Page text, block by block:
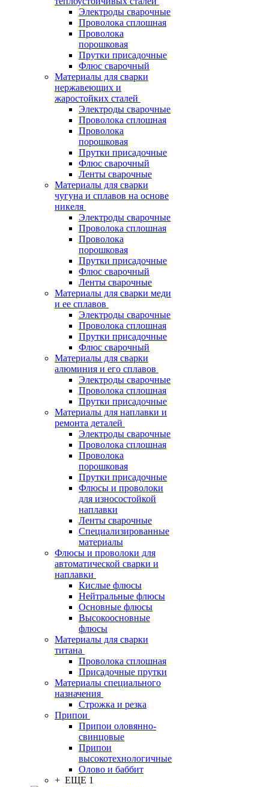
Электроды сварочные
Проволока сплошная
Проволока
порошковая
Прутки присадочные
Флюс сварочный
Материалы для сварки
нержавеющих и
жаростойких сталей
Электроды сварочные
Проволока сплошная
Проволока
порошковая
Прутки присадочные
Флюс сварочный
Ленты сварочные
Материалы для сварки
чугуна и сплавов на основе
никеля
Электроды сварочные
Проволока сплошная
Проволока
порошковая
Прутки присадочные
Флюс сварочный
Ленты сварочные
Материалы для сварки меди
и ее сплавов
Электроды сварочные
Проволока сплошная
Прутки присадочные
Флюс сварочный
Материалы для сварки
алюминия и его сплавов
Электроды сварочные
Проволока сплошная
Прутки присадочные
Материалы для наплавки и
ремонта деталей
Электроды сварочные
Проволока сплошная
Проволока
порошковая
Прутки присадочные
Флюсы и проволоки
для износостойкой
наплавки
Ленты сварочные
Специализированные
материалы
Флюсы и проволоки для
автоматической сварки и
наплавки
Кислые флюсы
Нейтральные флюсы
Основные флюсы
Высокоосновные
флюсы
Материалы для сварки
титана
Проволока сплошная
Присадочные прутки
Материалы специального
назначения
Строжка и резка
Припои
Припои оловянно-
свинцовые
Припои
высокотехнологичные
Олово и баббит
+ ЕЩЕ 1